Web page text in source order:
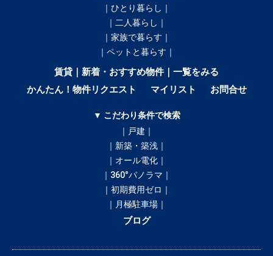
｜ひとり暮らし｜
｜二人暮らし｜
｜家族で暮らす｜
｜ペットと暮らす｜
賃貸｜新着・おすすめ物件｜一覧をみる
かんたん！物件リクエスト
マイリスト お問合せ
▼ こだわり条件で検索
｜戸建｜
｜新築・築浅｜
｜オール電化｜
｜360°パノラマ｜
｜初期費用ゼロ｜
｜月極駐車場｜
ブログ